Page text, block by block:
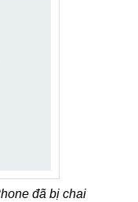
đã bị chai